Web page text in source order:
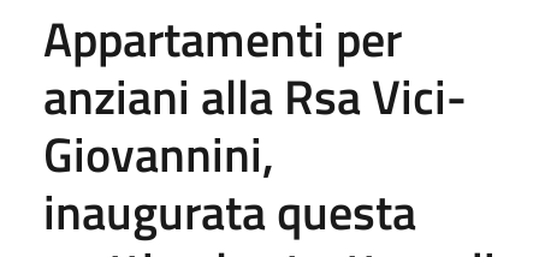
Appartamenti per
anziani alla Rsa Vici-
Giovannini,
inaugurata questa